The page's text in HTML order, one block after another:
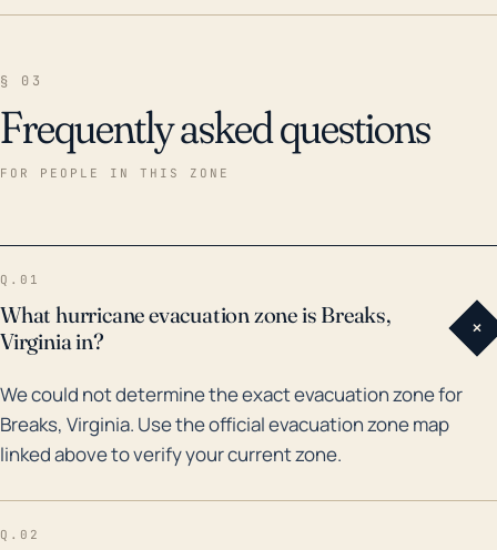
§ 03
Frequently asked questions
FOR PEOPLE IN THIS ZONE
Q.01
What hurricane evacuation zone is Breaks,
Virginia in?
+
We could not determine the exact evacuation zone for
Breaks, Virginia. Use the official evacuation zone map
linked above to verify your current zone.
Q.02